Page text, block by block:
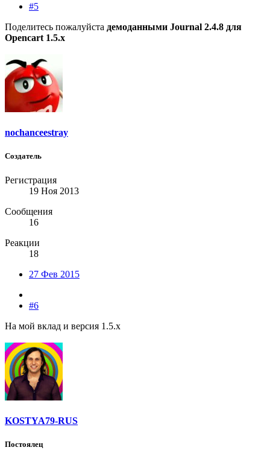
#5
Поделитесь пожалуйста демоданными Journal 2.4.8 для
Opencart 1.5.x
nochanceestray
Создатель
Регистрация
19 Ноя 2013
Сообщения
16
Реакции
18
27 Фев 2015
#6
На мой вклад и версия 1.5.x
KOSTYA79-RUS
Постоялец